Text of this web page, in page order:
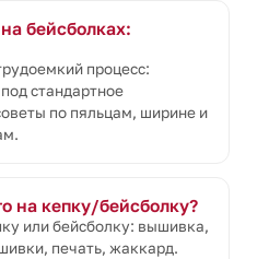
бейсболках:
процесс:
стандартное
по пяльцам, ширине и
на кепку/бейсболку?
или бейсболку: вышивка,
печать, жаккард.